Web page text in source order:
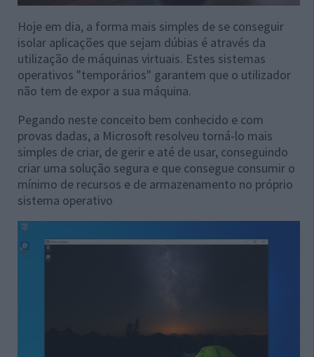
Hoje em dia, a forma mais simples de se conseguir
isolar aplicações que sejam dúbias é através da
utilização de máquinas virtuais. Estes sistemas
operativos "temporários" garantem que o utilizador
não tem de expor a sua máquina.
Pegando neste conceito bem conhecido e com
provas dadas, a Microsoft resolveu torná-lo mais
simples de criar, de gerir e até de usar, conseguindo
criar uma solução segura e que consegue consumir o
mínimo de recursos e de armazenamento no próprio
sistema operativo